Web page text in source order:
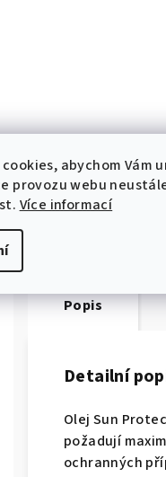
abychom Vám
provozu webu
Více informací
Popis
Detailní
Olej Sun
požadují
ochranných